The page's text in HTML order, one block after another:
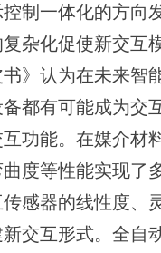
制一体化的方向
杂化促使新交互
》认为在未来智
都有可能成为交
功能。在媒介材
度等性能实现了
感器的线性度、
交互形式。全自